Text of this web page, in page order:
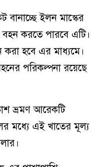
ইলন মাস্কের
বহন করতে পারবে এটি।
করা হবে এর মাধ্যমে।
পরিকল্পনা রয়েছে
ভ্রমণ আরেকটি
মধ্যে এই খাতের মূল্য